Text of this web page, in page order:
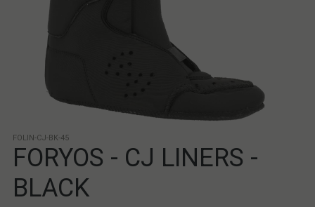
FOLIN-CJ-BK-45
FORYOS - CJ LINERS -
BLACK